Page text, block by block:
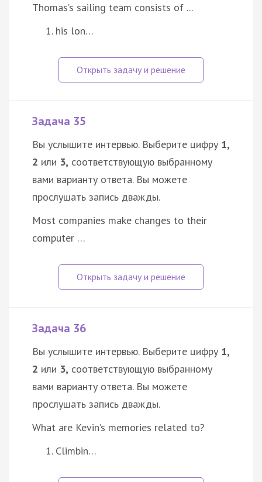
Thomas’s sailing team consists of ...
his lon…
Задача 35
Вы услышите интервью. Выберите цифру 1,
2 или 3, соответствующую выбранному
вами варианту ответа. Вы можете
прослушать запись дважды.
Most companies make changes to their
computer …
Задача 36
Вы услышите интервью. Выберите цифру 1,
2 или 3, соответствующую выбранному
вами варианту ответа. Вы можете
прослушать запись дважды.
What are Kevin’s memories related to?
Climbin…